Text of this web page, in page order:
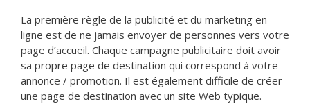
La première règle de la publicité et du marketing en
ligne est de ne jamais envoyer de personnes vers votre
page d’accueil. Chaque campagne publicitaire doit avoir
sa propre page de destination qui correspond à votre
annonce / promotion. Il est également difficile de créer
une page de destination avec un site Web typique.